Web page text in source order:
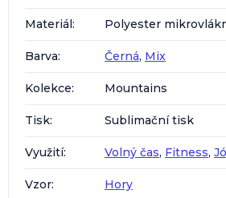
Materiál: Polyester
Barva: Černá, Mix
Kolekce: Mountains
Tisk: Sublimační tisk
Využití: Volný čas, Fitness,
Vzor: Hory